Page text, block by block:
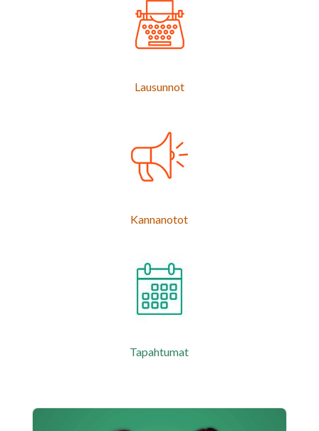
Lausunnot
Kannanotot
Tapahtumat